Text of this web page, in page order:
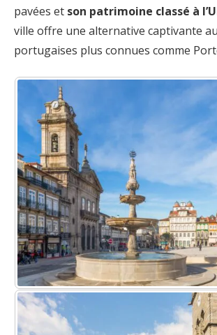
pavées et son patrimoine classé à
ville offre une alternative captivante
portugaises plus connues comme